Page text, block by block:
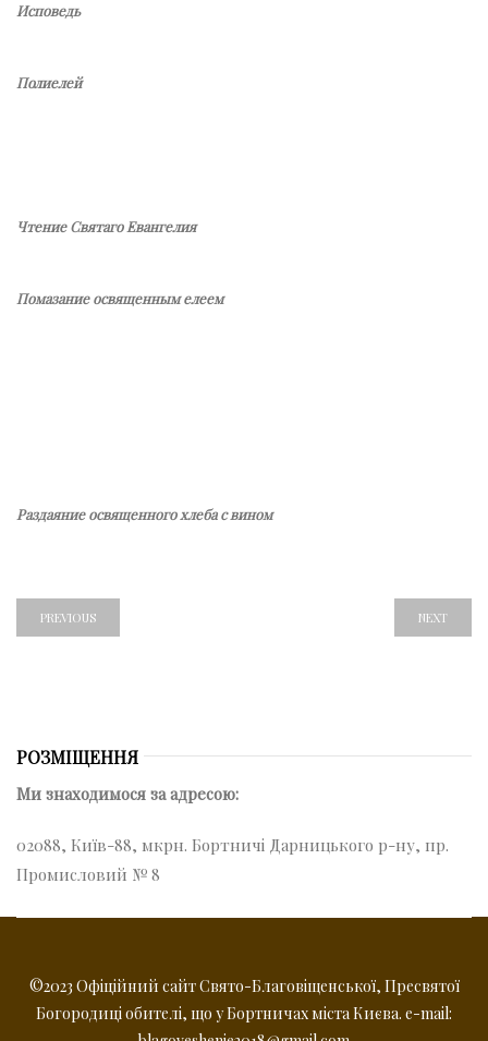
Исповедь
Полиелей
Чтение Святаго Евангелия
Помазание освященным елеем
Раздаяние освященного хлеба с вином
PREVIOUS NEXT
РОЗМІЩЕННЯ
Ми знаходимося за адресою:
02088, Київ-88, мкрн. Бортничі Дарницького р-ну, пр.
Промисловий № 8
©2023 Офіційний сайт Свято-Благовіщенської, Пресвятої
Богородиці обителі, що у Бортничах міста Києва. e-mail: